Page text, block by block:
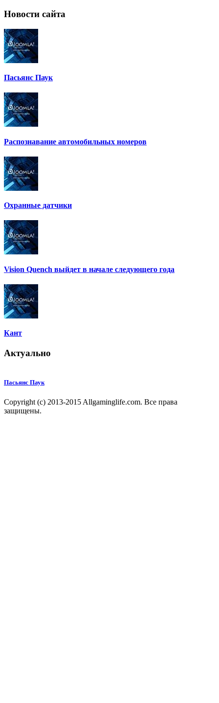
Новости сайта
Пасьянс Паук
Распознавание автомобильных номеров
Охранные датчики
Vision Quench выйдет в начале следующего года
Кант
Актуально
Пасьянс Паук
Copyright (c) 2013-2015 Allgaminglife.com. Все права
защищены.